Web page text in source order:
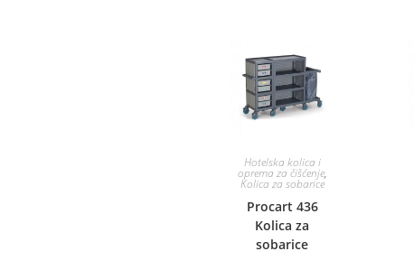
Hotelska kolica i
oprema za čišćenje,
Kolica za sobarice
Procart 436
Kolica za
sobarice